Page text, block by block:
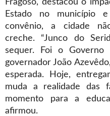
Estado no município
convênio, a cidade
creche. “Junco do
sequer. Foi o Governo
governador João
esperada. Hoje,
muda a realidade das
momento para a
afirmou.